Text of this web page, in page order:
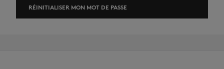
RÉINITIALISER MON MOT DE PASSE